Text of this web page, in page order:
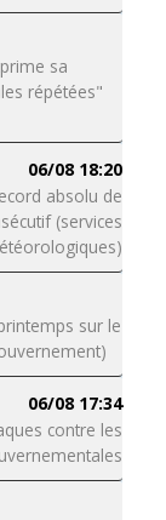
sa
répétées"
06/08 18:20
absolu de
(services
sur le
06/08 17:34
contre les